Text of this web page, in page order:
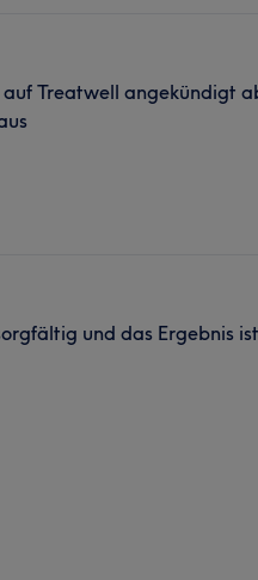
Treatwell angekündigt
und das Ergebnis ist